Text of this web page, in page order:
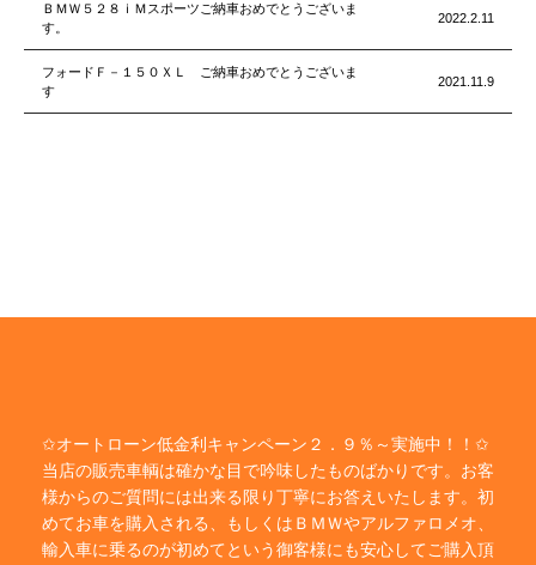
ＢＭＷ５２８ｉＭスポーツご納車おめでとうございま
す。
2022.2.11
フォードＦ－１５０ＸＬ ご納車おめでとうございま
す
2021.11.9
✩オートローン低金利キャンペーン２．９％～実施中！！✩
当店の販売車輌は確かな目で吟味したものばかりです。お客
様からのご質問には出来る限り丁寧にお答えいたします。初
めてお車を購入される、もしくはＢＭＷやアルファロメオ、
輸入車に乗るのが初めてという御客様にも安心してご購入頂